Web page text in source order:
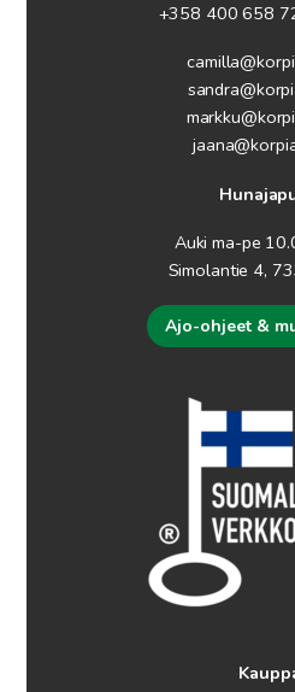
+358 400 658
Auki ma-pe
Simolantie 4,
Ajo-ohjeet &